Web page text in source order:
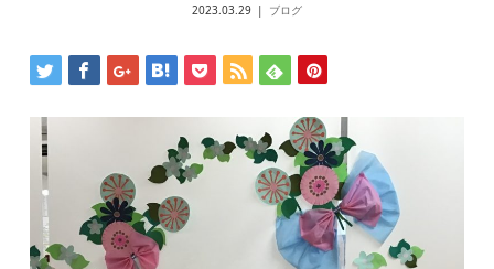
2023.03.29 ブログ